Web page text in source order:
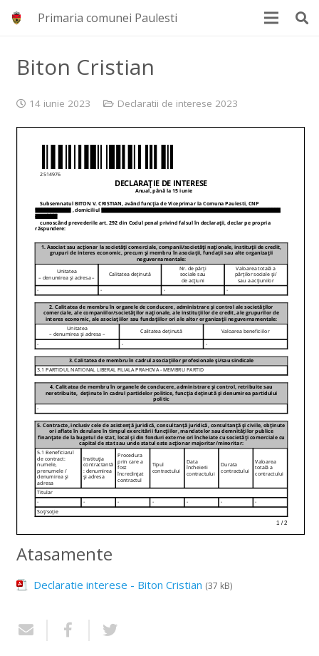
Primaria comunei Paulesti
Biton Cristian
14 iunie 2023 Declaratii de interese 2023
Atasamente
Declaratie interese - Biton Cristian (37 kB)